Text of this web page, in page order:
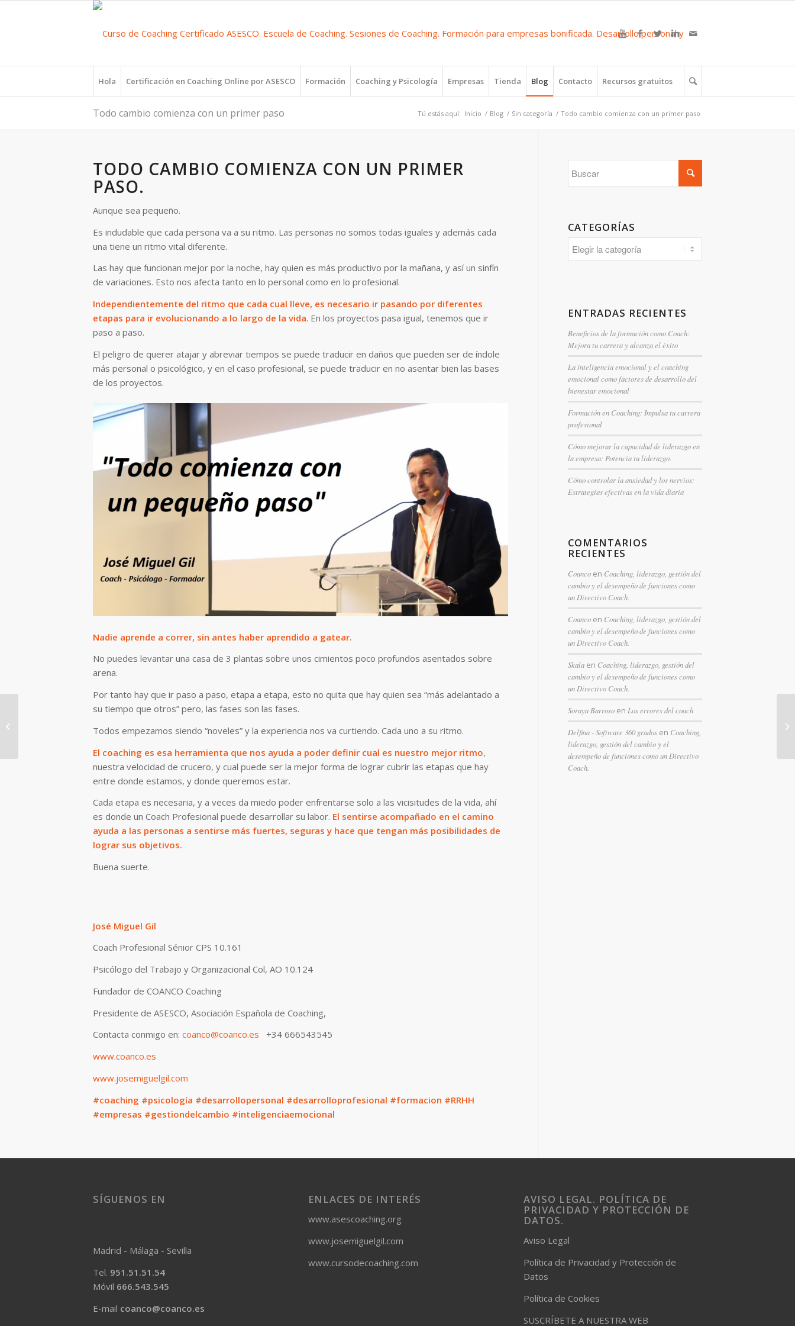
Hola Certificación en Coaching Online por ASESCO Formación Coaching y Psicología Empresas Tienda Blog Contacto Recursos gratuitos
Todo cambio comienza con un primer paso Tú estás aquí: Inicio / Blog / Sin categoría / Todo cambio comienza con un primer paso
TODO CAMBIO COMIENZA CON UN PRIMER
PASO.
Aunque sea pequeño.
Es indudable que cada persona va a su ritmo. Las personas no somos todas iguales y además cada
una tiene un ritmo vital diferente.
Las hay que funcionan mejor por la noche, hay quien es más productivo por la mañana, y así un sinfín
de variaciones. Esto nos afecta tanto en lo personal como en lo profesional.
Independientemente del ritmo que cada cual lleve, es necesario ir pasando por diferentes
etapas para ir evolucionando a lo largo de la vida. En los proyectos pasa igual, tenemos que ir
paso a paso.
El peligro de querer atajar y abreviar tiempos se puede traducir en daños que pueden ser de índole
más personal o psicológico, y en el caso profesional, se puede traducir en no asentar bien las bases
de los proyectos.
Nadie aprende a correr, sin antes haber aprendido a gatear.
No puedes levantar una casa de 3 plantas sobre unos cimientos poco profundos asentados sobre
arena.
Por tanto hay que ir paso a paso, etapa a etapa, esto no quita que hay quien sea “más adelantado a
su tiempo que otros” pero, las fases son las fases.
Todos empezamos siendo “noveles” y la experiencia nos va curtiendo. Cada uno a su ritmo.
El coaching es esa herramienta que nos ayuda a poder definir cual es nuestro mejor ritmo,
nuestra velocidad de crucero, y cual puede ser la mejor forma de lograr cubrir las etapas que hay
entre donde estamos, y donde queremos estar.
Cada etapa es necesaria, y a veces da miedo poder enfrentarse solo a las vicisitudes de la vida, ahí
es donde un Coach Profesional puede desarrollar su labor. El sentirse acompañado en el camino
ayuda a las personas a sentirse más fuertes, seguras y hace que tengan más posibilidades de
lograr sus objetivos.
Buena suerte.
José Miguel Gil
Coach Profesional Sénior CPS 10.161
Psicólogo del Trabajo y Organizacional Col, AO 10.124
Fundador de COANCO Coaching
Presidente de ASESCO, Asociación Española de Coaching,
Contacta conmigo en: coanco@coanco.es +34 666543545
www.coanco.es
www.josemiguelgil.com
#coaching #psicología #desarrollopersonal #desarrolloprofesional #formacion #RRHH
#empresas #gestiondelcambio #inteligenciaemocional
CATEGORÍAS
ENTRADAS RECIENTES
Beneficios de la formación como Coach:
Mejora tu carrera y alcanza el éxito
La inteligencia emocional y el coaching
emocional como factores de desarrollo del
bienestar emocional
Formación en Coaching: Impulsa tu carrera
profesional
Cómo mejorar la capacidad de liderazgo en
la empresa: Potencia tu liderazgo.
Cómo controlar la ansiedad y los nervios:
Estrategias efectivas en la vida diaria
COMENTARIOS
RECIENTES
Coancoen Coaching, liderazgo, gestión del
cambio y el desempeño de funciones como
un Directivo Coach.
Coancoen Coaching, liderazgo, gestión del
cambio y el desempeño de funciones como
un Directivo Coach.
Skalaen Coaching, liderazgo, gestión del
cambio y el desempeño de funciones como
un Directivo Coach.
Soraya Barrosoen Los errores del coach
Delfina - Software 360 gradosen Coaching,
liderazgo, gestión del cambio y el
desempeño de funciones como un Directivo
Coach.
SÍGUENOS EN
Madrid - Málaga - Sevilla
Tel. 951.51.51.54
Móvil 666.543.545
E-mail coanco@coanco.es
ENLACES DE INTERÉS
www.asescoaching.org
www.josemiguelgil.com
www.cursodecoaching.com
AVISO LEGAL. POLÍTICA DE
PRIVACIDAD Y PROTECCIÓN DE
DATOS.
Aviso Legal
Política de Privacidad y Protección de
Datos
Política de Cookies
SUSCRÍBETE A NUESTRA WEB